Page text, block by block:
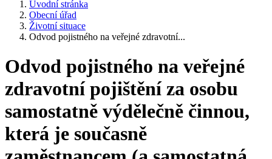
Úvodní stránka
Obecní úřad
Životní situace
Odvod pojistného na veřejné zdravotní...
Odvod pojistného na veřejné
zdravotní pojištění za osobu
samostatně výdělečně činnou,
která je současně